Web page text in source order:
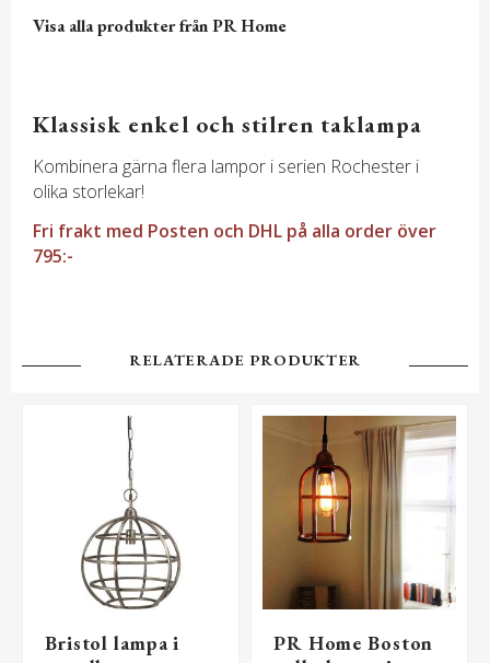
Visa alla produkter från PR Home
Klassisk enkel och stilren taklampa
Kombinera gärna flera lampor i serien Rochester i
olika storlekar!
Fri frakt med Posten och DHL på alla order över
795:-
RELATERADE PRODUKTER
Bristol lampa i
PR Home Boston